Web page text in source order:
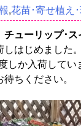
,花苗･寄せ植え
チューリップ･
しはじめました。
しか入荷してい
ちください。